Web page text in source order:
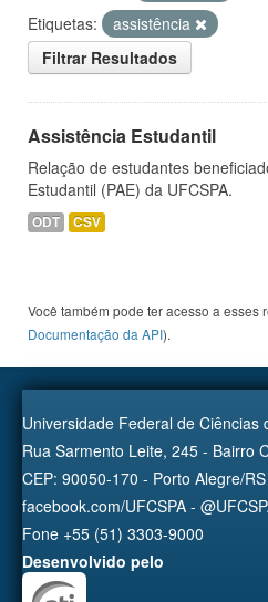
Etiquetas:
assistência
Filtrar Resultados
Assistência Estudantil
Relação de estudantes
Estudantil (PAE) da UFCSPA.
ODT CSV
Você também pode ter acesso a esses
Documentação da API).
Universidade Federal de Ciências
Rua Sarmento Leite, 245 - Bairro
CEP: 90050-170 - Porto Alegre/
facebook.com/UFCSPA -
Fone +55 (51) 3303-9000
Desenvolvido pelo